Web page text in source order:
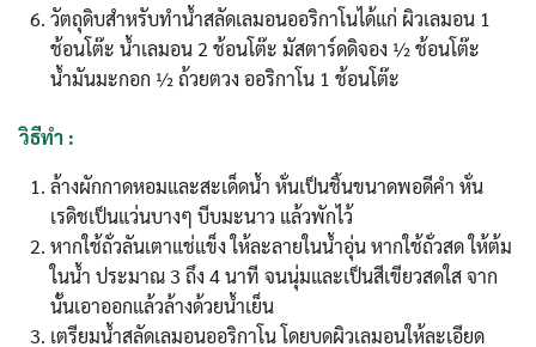
วัตถุดิบสำหรับทำน้ำสลัดเลมอนออริกาโนได้แก่ ผิวเลมอน 1
ช้อนโต๊ะ น้ำเลมอน 2 ช้อนโต๊ะ มัสตาร์ดดิจอง ½ ช้อนโต๊ะ
น้ำมันมะกอก ½ ถ้วยตวง ออริกาโน 1 ช้อนโต๊ะ
วิธีทำ :
ล้างผักกาดหอมและสะเด็ดน้ำ หั่นเป็นชิ้นขนาดพอดีคำ หั่น
เรดิชเป็นแว่นบางๆ บีบมะนาว แล้วพักไว้
หากใช้ถั่วลันเตาแช่แข็ง ให้ละลายในน้ำอุ่น หากใช้ถั่วสด ให้ต้ม
ในน้ำ ประมาณ 3 ถึง 4 นาที จนนุ่มและเป็นสีเขียวสดใส จาก
นั้นเอาออกแล้วล้างด้วยน้ำเย็น
เตรียมน้ำสลัดเลมอนออริกาโน โดยบดผิวเลมอนให้ละเอียด